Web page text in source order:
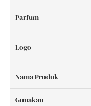
Parfum
Logo
Nama Produk
Gunakan